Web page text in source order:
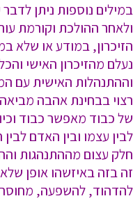
במילים נוספות ניתן
ולאחר ההולכת וקורמת
הזיכרון, במודע או שלא
נעלם מהזיכרון האישי
וההתנהלות האישית עם
רצוי בבחינת אהבה
של כבוד מאפשר כבוד
לבין עצמו ובין האדם
חלק עצום מההתנהגות
זה בזה באיזשהו אופן
להדהוד, להשפעה, מחוסר